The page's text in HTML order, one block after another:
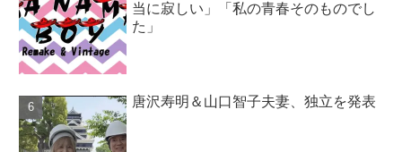
当に寂しい」「私の青春そのものでし
た」
唐沢寿明＆山口智子夫妻、独立を発表